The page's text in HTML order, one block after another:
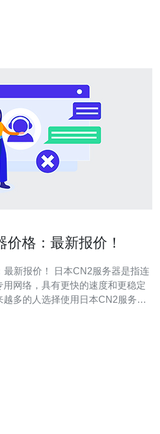
，选择日本VPS+CN2可显著降
价格：最新报价！
CN2服务器是指连
网络，具有更快的速度和更稳定
多的人选择使用日本CN2服务器
，价格会根据带宽、硬件配置和